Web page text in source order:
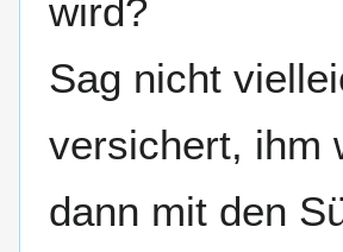
wird?
Sag nicht
versichert, ihm
dann mit den